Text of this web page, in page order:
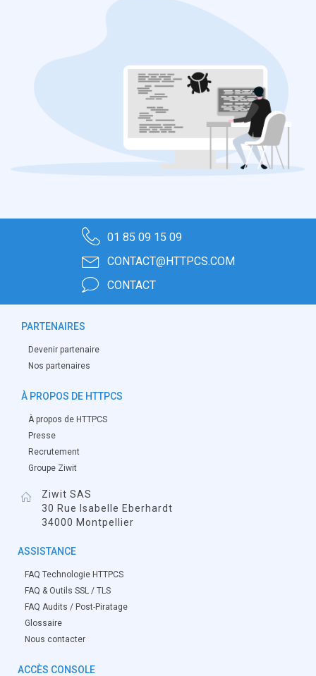
01 85 09 15 09
CONTACT@HTTPCS.COM
CONTACT
PARTENAIRES
Devenir partenaire
Nos partenaires
À PROPOS DE HTTPCS
À propos de HTTPCS
Presse
Recrutement
Groupe Ziwit
Ziwit SAS
30 Rue Isabelle Eberhardt
34000 Montpellier
ASSISTANCE
FAQ Technologie HTTPCS
FAQ & Outils SSL / TLS
FAQ Audits / Post-Piratage
Glossaire
Nous contacter
ACCÈS CONSOLE